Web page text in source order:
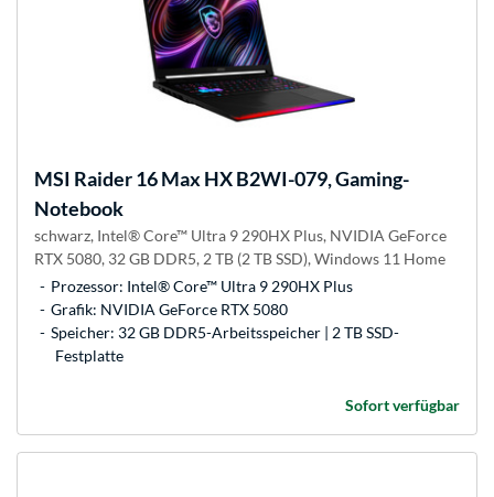
MSI Raider 16 Max HX B2WI-079, Gaming-
Notebook
schwarz, Intel® Core™ Ultra 9 290HX Plus, NVIDIA GeForce
RTX 5080, 32 GB DDR5, 2 TB (2 TB SSD), Windows 11 Home
Prozessor: Intel® Core™ Ultra 9 290HX Plus
Grafik: NVIDIA GeForce RTX 5080
Speicher: 32 GB DDR5-Arbeitsspeicher | 2 TB SSD-
Festplatte
Sofort verfügbar